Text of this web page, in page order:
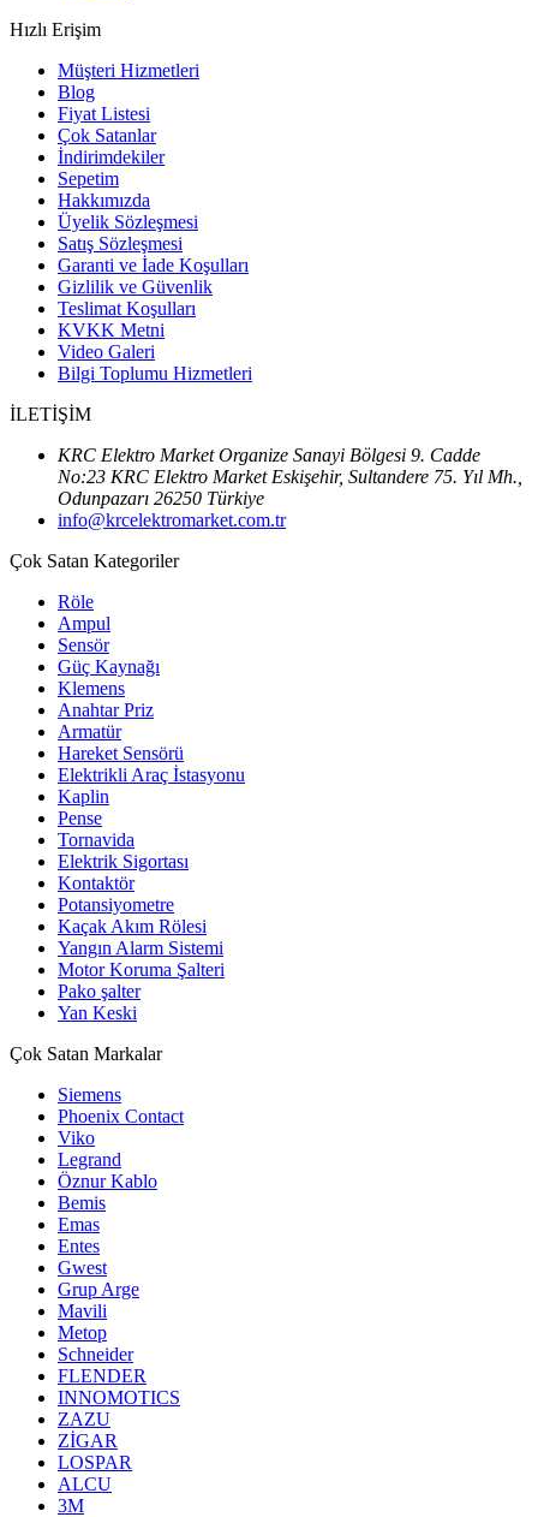
Hızlı Erişim
Müşteri Hizmetleri
Blog
Fiyat Listesi
Çok Satanlar
İndirimdekiler
Sepetim
Hakkımızda
Üyelik Sözleşmesi
Satış Sözleşmesi
Garanti ve İade Koşulları
Gizlilik ve Güvenlik
Teslimat Koşulları
KVKK Metni
Video Galeri
Bilgi Toplumu Hizmetleri
İLETİŞİM
KRC Elektro Market Organize Sanayi Bölgesi 9. Cadde
No:23 KRC Elektro Market Eskişehir, Sultandere 75. Yıl Mh.,
Odunpazarı 26250 Türkiye
info@krcelektromarket.com.tr
Çok Satan Kategoriler
Röle
Ampul
Sensör
Güç Kaynağı
Klemens
Anahtar Priz
Armatür
Hareket Sensörü
Elektrikli Araç İstasyonu
Kaplin
Pense
Tornavida
Elektrik Sigortası
Kontaktör
Potansiyometre
Kaçak Akım Rölesi
Yangın Alarm Sistemi
Motor Koruma Şalteri
Pako şalter
Yan Keski
Çok Satan Markalar
Siemens
Phoenix Contact
Viko
Legrand
Öznur Kablo
Bemis
Emas
Entes
Gwest
Grup Arge
Mavili
Metop
Schneider
FLENDER
INNOMOTICS
ZAZU
ZİGAR
LOSPAR
ALCU
3M